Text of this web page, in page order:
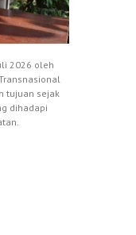
2026 oleh
tujuan sejak
dihadapi